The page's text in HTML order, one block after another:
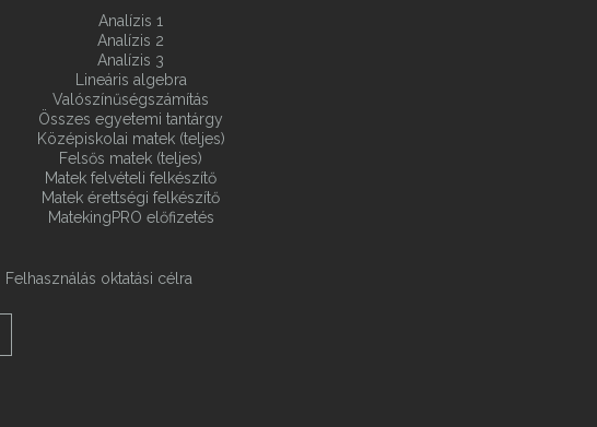
Analízis 1
Analízis 2
Analízis 3
Lineáris algebra
Valószínűségszámítás
Összes egyetemi tantárgy
Középiskolai matek (teljes)
Felsős matek (teljes)
Matek felvételi felkészítő
Matek érettségi felkészítő
MatekingPRO előfizetés
Felhasználás oktatási célra